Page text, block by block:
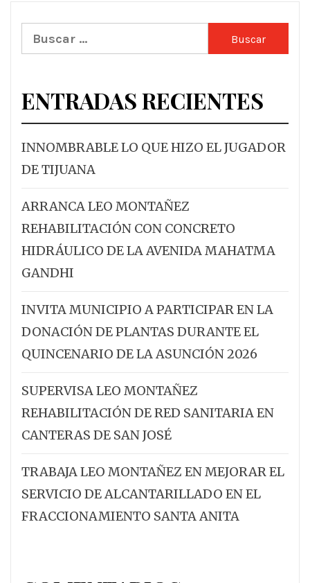
Buscar:
ENTRADAS RECIENTES
INNOMBRABLE LO QUE HIZO EL JUGADOR
DE TIJUANA
ARRANCA LEO MONTAÑEZ
REHABILITACIÓN CON CONCRETO
HIDRÁULICO DE LA AVENIDA MAHATMA
GANDHI
INVITA MUNICIPIO A PARTICIPAR EN LA
DONACIÓN DE PLANTAS DURANTE EL
QUINCENARIO DE LA ASUNCIÓN 2026
SUPERVISA LEO MONTAÑEZ
REHABILITACIÓN DE RED SANITARIA EN
CANTERAS DE SAN JOSÉ
TRABAJA LEO MONTAÑEZ EN MEJORAR EL
SERVICIO DE ALCANTARILLADO EN EL
FRACCIONAMIENTO SANTA ANITA